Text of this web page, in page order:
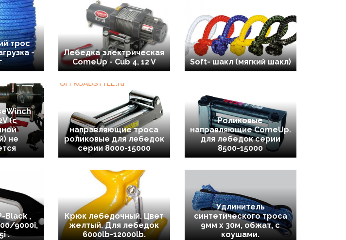
трос
-
Лебедка электрическая
ComeUp - Cub 4, 12 V
Soft- шакл (мягкий шакл)
(с
не
направляющие троса
роликовые для лебедок
серии 8000-15000
Роликовые
направляющие ComeUp.
для лебедок серии
8500-15000
Black ,
9000i,
.
Крюк лебедочный. Цвет
желтый. Для лебедок
6000lb-12000lb.
Удлинитель
синтетического троса
9мм х 30м, обжат, с
коушами.